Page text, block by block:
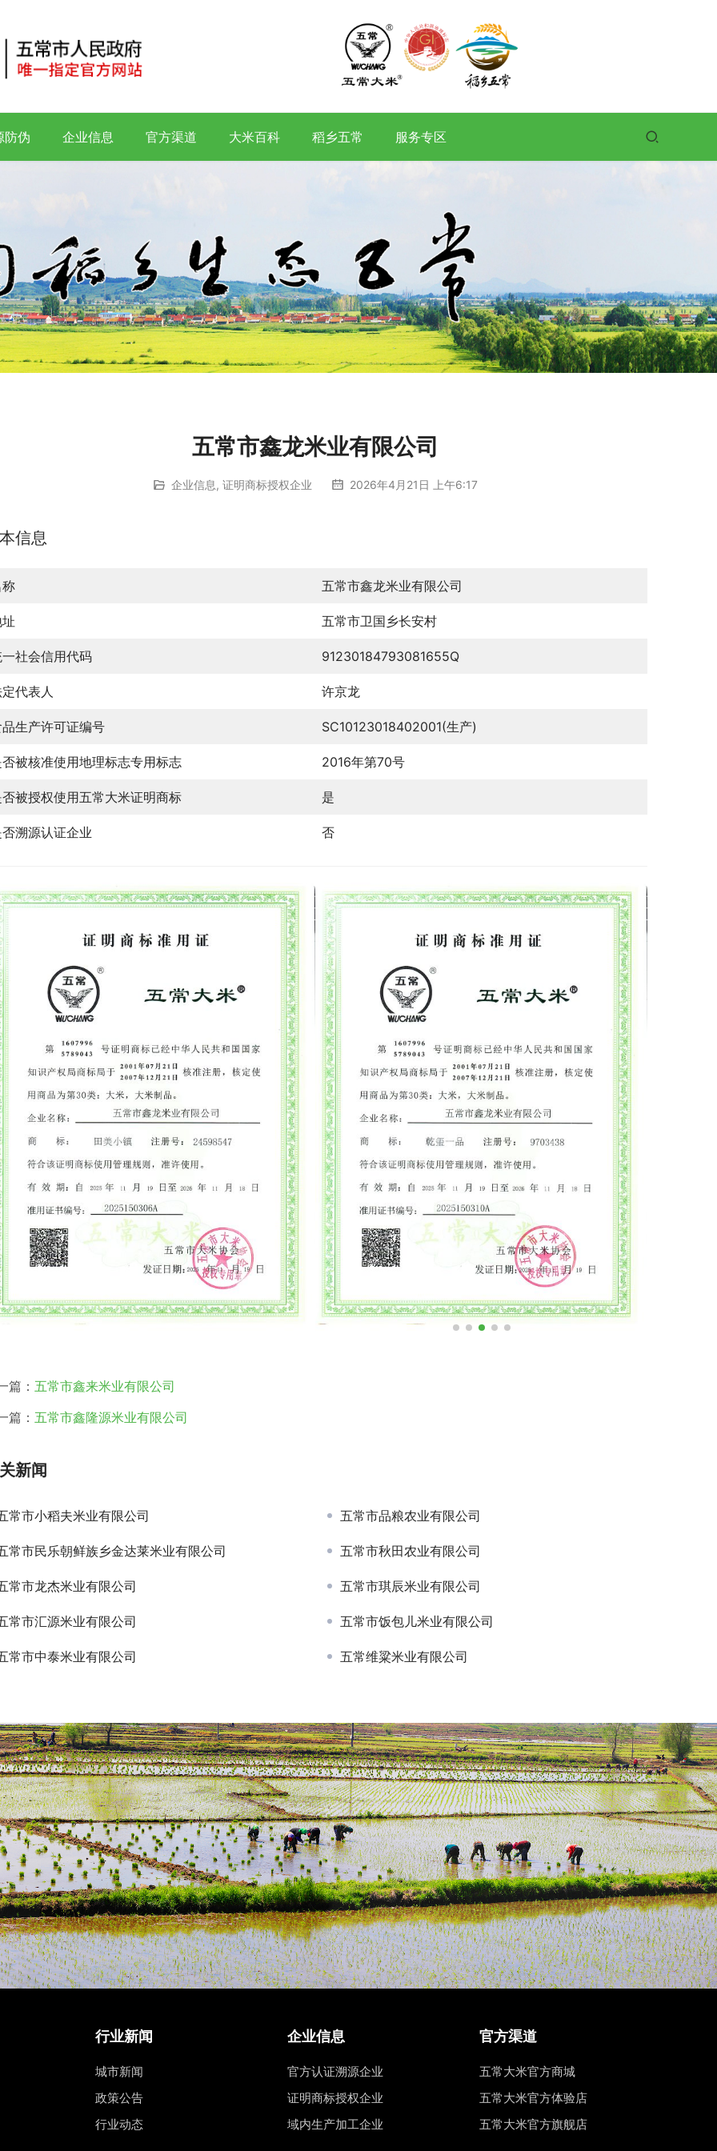
防伪 企业信息 官方渠道 大米百科 稻乡五常 服务专区
五常市鑫龙米业有限公司
企业信息, 证明商标授权企业 2026年4月21日 上午6:17
信息
五常市鑫龙米业有限公司
五常市卫国乡长安村
社会信用代码 91230184793081655Q
代表人 许京龙
生产许可证编号 SC10123018402001(生产)
被核准使用地理标志专用标志 2016年第70号
被授权使用五常大米证明商标 是
溯源认证企业 否
篇： 五常市鑫来米业有限公司
篇： 五常市鑫隆源米业有限公司
新闻
常市小稻夫米业有限公司 五常市品粮农业有限公司
常市民乐朝鲜族乡金达莱米业有限公司 五常市秋田农业有限公司
常市龙杰米业有限公司 五常市琪辰米业有限公司
常市汇源米业有限公司 五常市饭包儿米业有限公司
常市中泰米业有限公司 五常维粱米业有限公司
行业新闻
城市新闻
政策公告
行业动态
企业信息
官方认证溯源企业
证明商标授权企业
域内生产加工企业
官方渠道
五常大米官方商城
五常大米官方体验店
五常大米官方旗舰店